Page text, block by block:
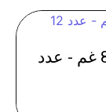
لانشون الاسرة - 0818 وزن 825 غم - عدد